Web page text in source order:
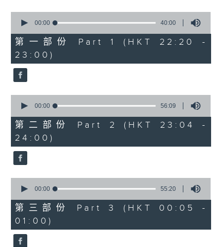
由 文千歲、盧秋萍 主唱
3. 「花蕊夫人之去國題詞、刧後描容」
4. 「血染海棠紅」
由 麥炳榮、鄭幗寶 主唱
節目時間：0100-0200
節目名稱：越劇欣賞
節目主持：陳箋
seconds
40
minutes,
0
seconds
00:00 40:00
第一部份 Part 1 (HKT 22:20 -
23:00)
seconds
56
minutes,
9
seconds
00:00 56:09
第二部份 Part 2 (HKT 23:04 -
24:00)
seconds
55
minutes,
20
seconds
00:00 55:20
第三部份 Part 3 (HKT 00:05 -
01:00)